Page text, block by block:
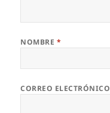
NOMBRE *
CORREO ELECTRÓNICO